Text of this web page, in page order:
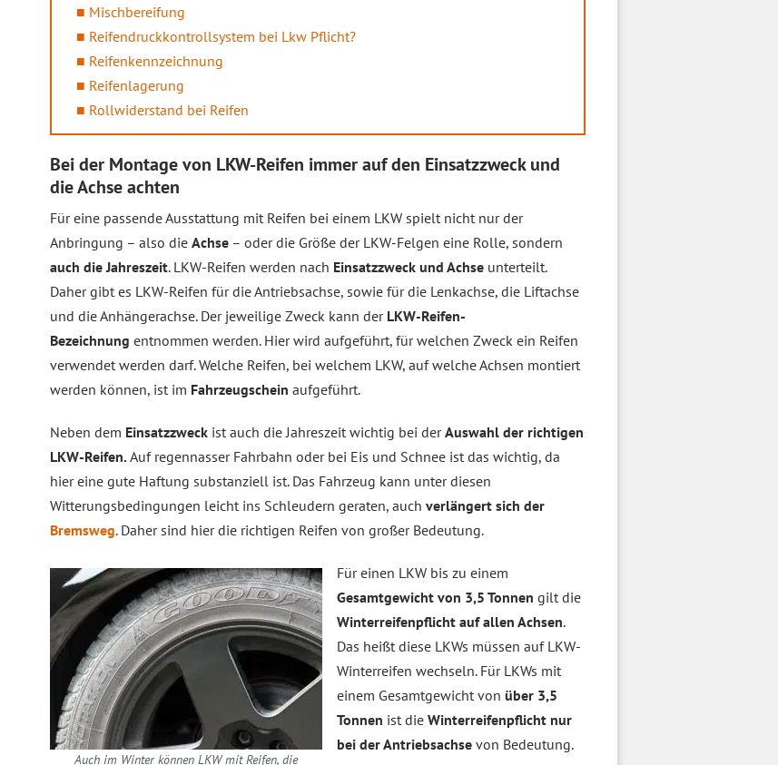
Mischbereifung
Reifendruckkontrollsystem bei Lkw Pflicht?
Reifenkennzeichnung
Reifenlagerung
Rollwiderstand bei Reifen
Bei der Montage von LKW-Reifen immer auf den Einsatzzweck und
die Achse achten
Für eine passende Ausstattung mit Reifen bei einem LKW spielt nicht nur der
Anbringung – also die Achse– oder die Größe der LKW-Felgen eine Rolle, sondern
auch die Jahreszeit. LKW-Reifen werden nach Einsatzzweck und Achseunterteilt.
Daher gibt es LKW-Reifen für die Antriebsachse, sowie für die Lenkachse, die Liftachse
und die Anhängerachse. Der jeweilige Zweck kann der LKW-Reifen-
Bezeichnung entnommen werden. Hier wird aufgeführt, für welchen Zweck ein Reifen
verwendet werden darf. Welche Reifen, bei welchem LKW, auf welche Achsen montiert
werden können, ist im Fahrzeugschein aufgeführt.
Neben dem Einsatzzweckist auch die Jahreszeit wichtig bei derAuswahl der richtigen
LKW-Reifen. Auf regennasser Fahrbahn oder bei Eis und Schnee ist das wichtig, da
hier eine gute Haftung substanziell ist. Das Fahrzeug kann unter diesen
Witterungsbedingungen leicht ins Schleudern geraten, auch verlängert sich der
Bremsweg. Daher sind hier die richtigen Reifen von großer Bedeutung.
Auch im Winter können LKW mit Reifen, die
Für einen LKW bis zu einem
Gesamtgewicht von 3,5 Tonnen gilt die
Winterreifenpflicht auf allen Achsen.
Das heißt diese LKWs müssen auf LKW-
Winterreifen wechseln. Für LKWs mit
einem Gesamtgewicht von über 3,5
Tonnen ist die Winterreifenpflicht nur
bei der Antriebsachsevon Bedeutung.